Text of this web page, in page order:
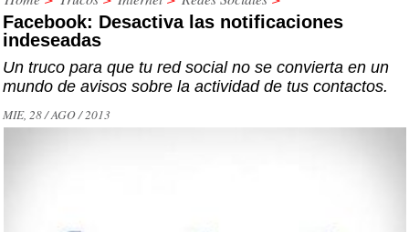
Facebook: Desactiva las notificaciones
indeseadas
Un truco para que tu red social no se convierta en un
mundo de avisos sobre la actividad de tus contactos.
MIE, 28 / AGO / 2013